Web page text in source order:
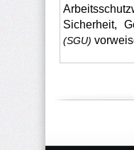
Sicherheit,
(SGU)